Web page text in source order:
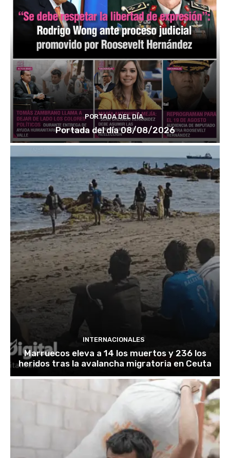
PORTADA DEL DÍA
Portada del día 08/08/2026
INTERNACIONALES
Marruecos eleva a 14 los muertos y 236 los
heridos tras la avalancha migratoria en Ceuta